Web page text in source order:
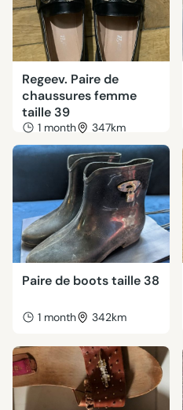
Regeev. Paire de
chaussures femme
taille 39
1 month 347km
Paire de boots taille 38
1 month 342km